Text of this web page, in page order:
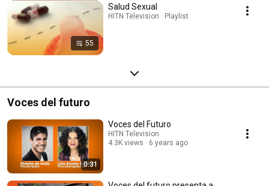
55
Salud Sexual
HITN Television · Playlist
Voces del futuro
0:31
Voces del Futuro
HITN Television
4.3K views
6 years ago